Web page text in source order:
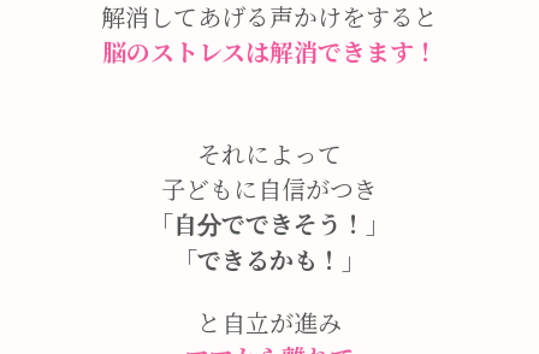
解消してあげる声かけをすると
脳のストレスは解消できます！
それによって
子どもに自信がつき
「自分でできそう！」
「できるかも！」
と自立が進み